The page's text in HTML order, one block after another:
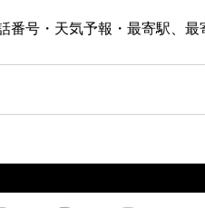
号・天気予報・最寄駅、